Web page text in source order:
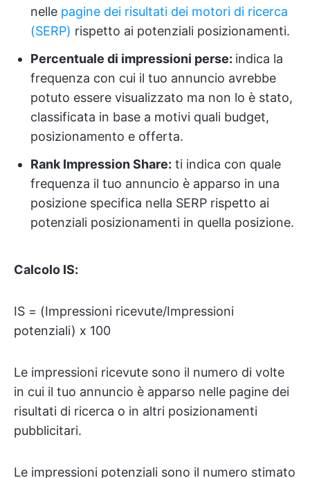
nelle pagine dei risultati dei motori di ricerca
(SERP) rispetto ai potenziali posizionamenti.
Percentuale di impressioni perse: indica la
frequenza con cui il tuo annuncio avrebbe
potuto essere visualizzato ma non lo è stato,
classificata in base a motivi quali budget,
posizionamento e offerta.
Rank Impression Share: ti indica con quale
frequenza il tuo annuncio è apparso in una
posizione specifica nella SERP rispetto ai
potenziali posizionamenti in quella posizione.
Calcolo IS:
IS = (Impressioni ricevute/Impressioni
potenziali) x 100
Le impressioni ricevute sono il numero di volte
in cui il tuo annuncio è apparso nelle pagine dei
risultati di ricerca o in altri posizionamenti
pubblicitari.
Le impressioni potenziali sono il numero stimato